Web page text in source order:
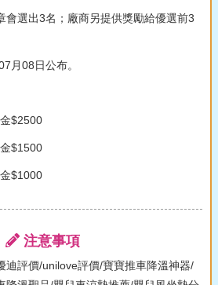
會選出3名；廠商另提供獎勵給優選前3
月08日公布。
$2500
$1500
$1000
注意事項
迪評價/unilove評價/寶寶推車降溫神器/